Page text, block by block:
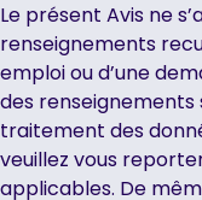
Le présent Avis ne
renseignements
emploi ou d’une
des renseignements
traitement des
veuillez vous
applicables. De